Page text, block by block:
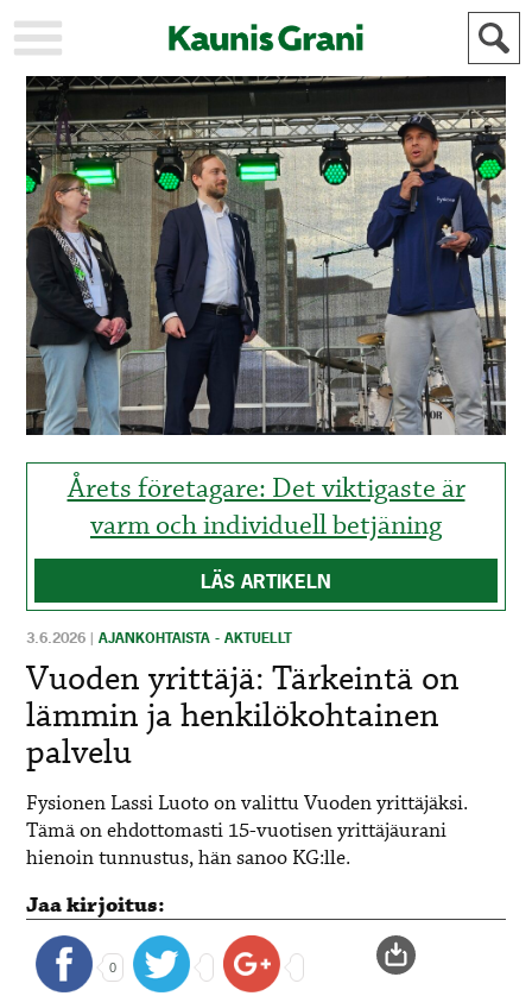
KAUPUNKI
STADEN
AJANKOHTAISTA
AKTUELLT
URHEILU
IDROTT
KULTTUURI
KULTUR
HISTORIA
HISTORIA
YLEINEN
ALLMÄN
MAINOSTAJILLE
FÖR
ANNONSÖRER
Årets företagare: Det viktigaste är
varm och individuell betjäning
LÄS ARTIKELN
3.6.2026 |AJANKOHTAISTA - AKTUELLT
Vuoden yrittäjä: Tärkeintä on
lämmin ja henkilökohtainen
palvelu
Fysionen Lassi Luoto on valittu Vuoden yrittäjäksi.
Tämä on ehdottomasti 15-vuotisen yrittäjäurani
hienoin tunnustus, hän sanoo KG:lle.
Jaa kirjoitus:
0